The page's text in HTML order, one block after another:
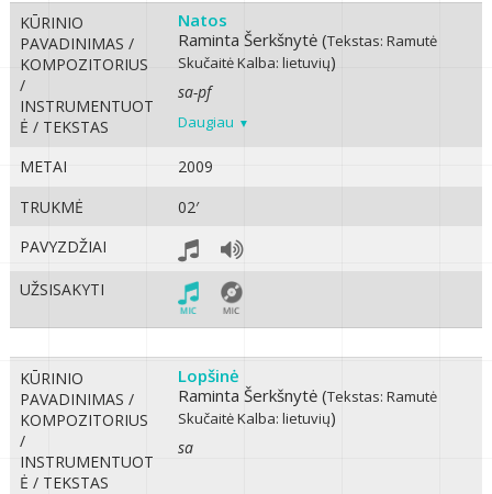
KŪRINIO
PAVADINIMAS /
KOMPOZITORIUS
/
INSTRUMENTUOT
Ė / TEKSTAS
Natos
Raminta Šerkšnytė (Tekstas: Ramutė
SkučaitėKalba: lietuvių)
sa-pf
Daugiau
METAI
2009
TRUKMĖ
02′
PAVYZDŽIAI
UŽSISAKYTI
KŪRINIO
PAVADINIMAS /
KOMPOZITORIUS
/
INSTRUMENTUOT
Ė / TEKSTAS
Lopšinė
Raminta Šerkšnytė (Tekstas: Ramutė
SkučaitėKalba: lietuvių)
sa